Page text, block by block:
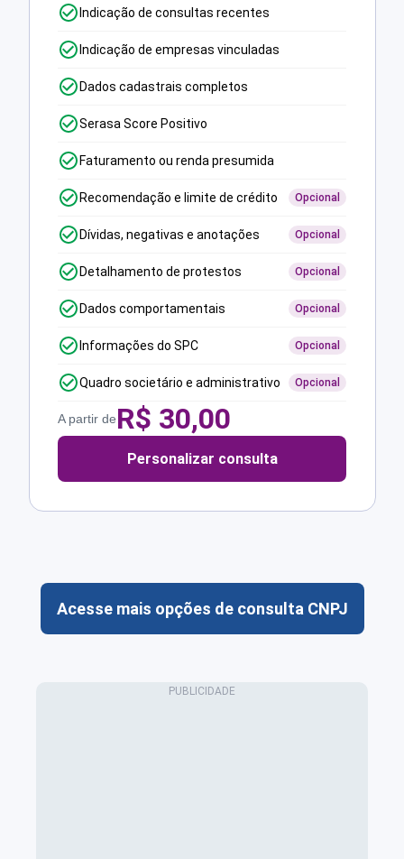
Indicação de consultas recentes
Indicação de empresas vinculadas
Dados cadastrais completos
Serasa Score Positivo
Faturamento ou renda presumida
Recomendação e limite de crédito Opcional
Dívidas, negativas e anotações Opcional
Detalhamento de protestos Opcional
Dados comportamentais Opcional
Informações do SPC Opcional
Quadro societário e administrativo Opcional
A partir deR$ 30,00
Personalizar consulta
Acesse mais opções de consulta CNPJ